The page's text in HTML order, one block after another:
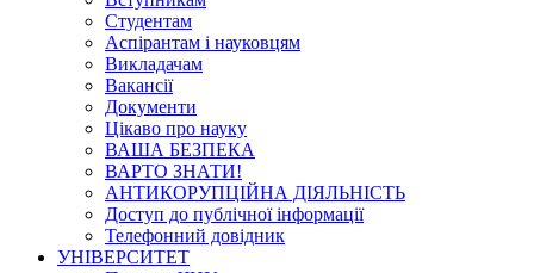
Студентам
Аспірантам і науковцям
Викладачам
Вакансії
Документи
Цікаво про науку
ВАША БЕЗПЕКА
ВАРТО ЗНАТИ!
АНТИКОРУПЦІЙНА ДІЯЛЬНІСТЬ
Доступ до публічної інформації
Телефонний довідник
УНІВЕРСИТЕТ